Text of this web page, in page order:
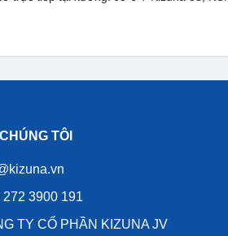
TÔI
272 3900 191
TY CỔ PHẦN KIZUNA JV